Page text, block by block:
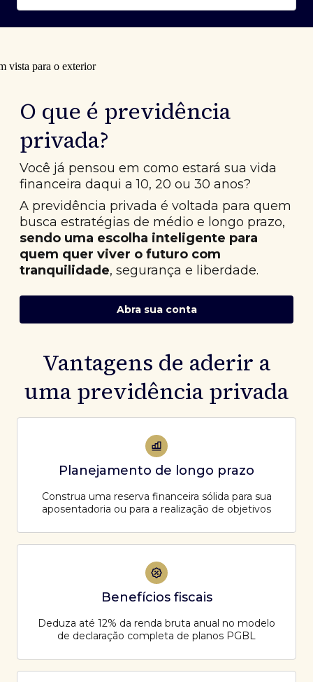
O que é previdência
privada?
Você já pensou em como estará sua vida
financeira daqui a 10, 20 ou 30 anos?
A previdência privada é voltada para quem
busca estratégias de médio e longo prazo,
sendo uma escolha inteligente para
quem quer viver o futuro com
tranquilidade, segurança e liberdade.
Abra sua conta
Vantagens de aderir a
uma previdência privada
Planejamento de longo prazo
Construa uma reserva financeira sólida para sua
aposentadoria ou para a realização de objetivos
Benefícios fiscais
Deduza até 12% da renda bruta anual no modelo
de declaração completa de planos PGBL